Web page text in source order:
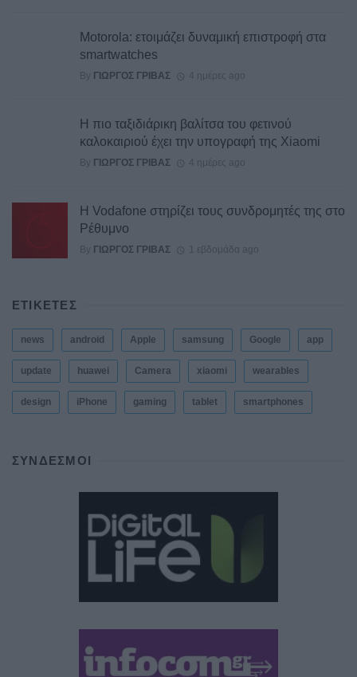
Motorola: ετοιμάζει δυναμική επιστροφή στα
smartwatches
By ΓΙΏΡΓΟΣ ΓΡΊΒΑΣ 4 ημέρες ago
Η πιο ταξιδιάρικη βαλίτσα του φετινού
καλοκαιριού έχει την υπογραφή της Xiaomi
By ΓΙΏΡΓΟΣ ΓΡΊΒΑΣ 4 ημέρες ago
Η Vodafone στηρίζει τους συνδρομητές της στο
Ρέθυμνο
By ΓΙΏΡΓΟΣ ΓΡΊΒΑΣ 1 εβδομάδα ago
ΕΤΙΚΕΤΕΣ
news android Apple samsung Google app
update huawei Camera xiaomi wearables
design iPhone gaming tablet smartphones
ΣΎΝΔΕΣΜΟΙ